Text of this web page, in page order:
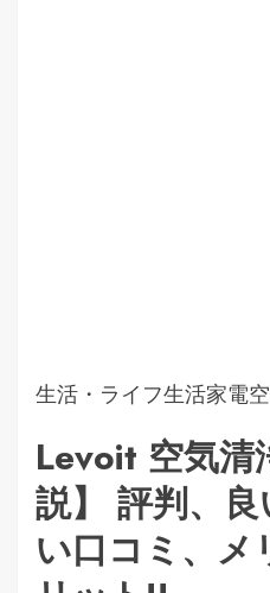
生活・ライフ生活家電
Levoit 空気清
説】 評判、
い口コミ、メ